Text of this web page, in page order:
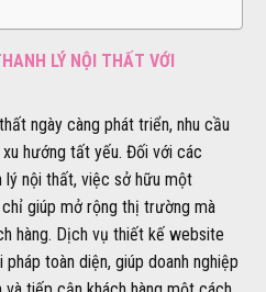
LÝ NỘI THẤT VỚI
ngày càng phát triển, nhu cầu
hướng tất yếu. Đối với các
lý nội thất, việc sở hữu một
giúp mở rộng thị trường mà
hàng. Dịch vụ thiết kế website
toàn diện, giúp doanh nghiệp